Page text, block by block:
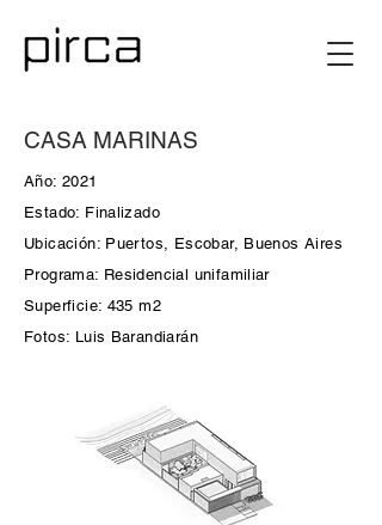
CASA MARINAS
Año: 2021
Estado: Finalizado
Ubicación: Puertos, Escobar, Buenos Aires
Programa: Residencial unifamiliar
Superficie: 435 m2
Fotos: Luis Barandiarán